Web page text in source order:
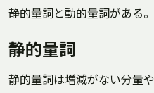
静的量詞と動的量詞がある。
静的量詞
静的量詞は増減がない分量